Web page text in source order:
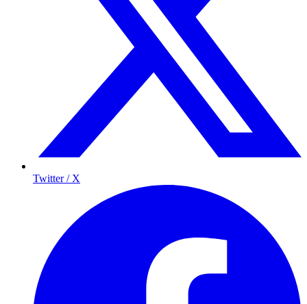
Twitter / X